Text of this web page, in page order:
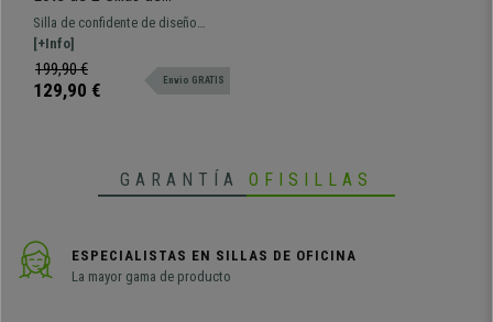
Confidente RIKO,
Reposabrazos Integrados,
Robusta Estructura Metálica,
color Rosa
Silla de confidente de diseño
moderno con reposabrazos
integrados y robusta estructura
metálica.
[+Info]
199,90 €
129,90 € Envio GRATIS
GARANTÍA OFISILLAS
ESPECIALISTAS EN SILLAS DE OFICINA
La mayor gama de producto